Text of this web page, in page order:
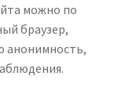
можно по
браузер,
анонимность,